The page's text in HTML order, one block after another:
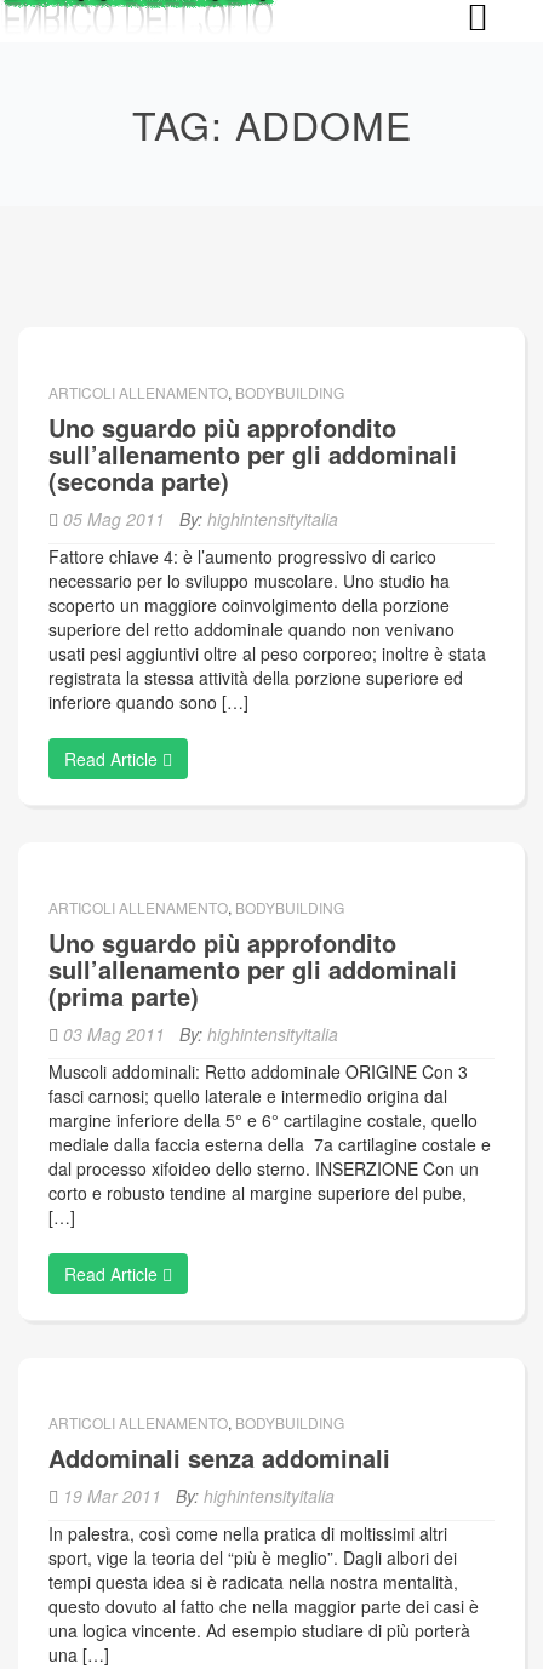
Skip
TAG: ADDOME
ARTICOLI ALLENAMENTO, BODYBUILDING
Uno sguardo più approfondito
sull’allenamento per gli addominali
(seconda parte)
05 Mag 2011 By: highintensityitalia
Fattore chiave 4: è l’aumento progressivo di carico
necessario per lo sviluppo muscolare. Uno studio ha
scoperto un maggiore coinvolgimento della porzione
superiore del retto addominale quando non venivano
usati pesi aggiuntivi oltre al peso corporeo; inoltre è stata
registrata la stessa attività della porzione superiore ed
inferiore quando sono […]
Read Article
ARTICOLI ALLENAMENTO, BODYBUILDING
Uno sguardo più approfondito
sull’allenamento per gli addominali
(prima parte)
03 Mag 2011 By: highintensityitalia
Muscoli addominali: Retto addominale ORIGINE Con 3
fasci carnosi; quello laterale e intermedio origina dal
margine inferiore della 5° e 6° cartilagine costale, quello
mediale dalla faccia esterna della 7a cartilagine costale e
dal processo xifoideo dello sterno. INSERZIONE Con un
corto e robusto tendine al margine superiore del pube,
[…]
Read Article
ARTICOLI ALLENAMENTO, BODYBUILDING
Addominali senza addominali
19 Mar 2011 By: highintensityitalia
In palestra, così come nella pratica di moltissimi altri
sport, vige la teoria del “più è meglio”. Dagli albori dei
tempi questa idea si è radicata nella nostra mentalità,
questo dovuto al fatto che nella maggior parte dei casi è
una logica vincente. Ad esempio studiare di più porterà
una […]